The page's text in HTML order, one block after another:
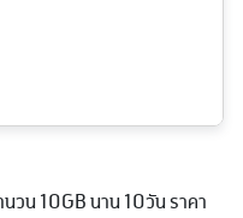
วน 10GB นาน 10วัน ราคา